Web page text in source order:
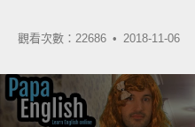
觀看次數：22686 • 2018-11-06